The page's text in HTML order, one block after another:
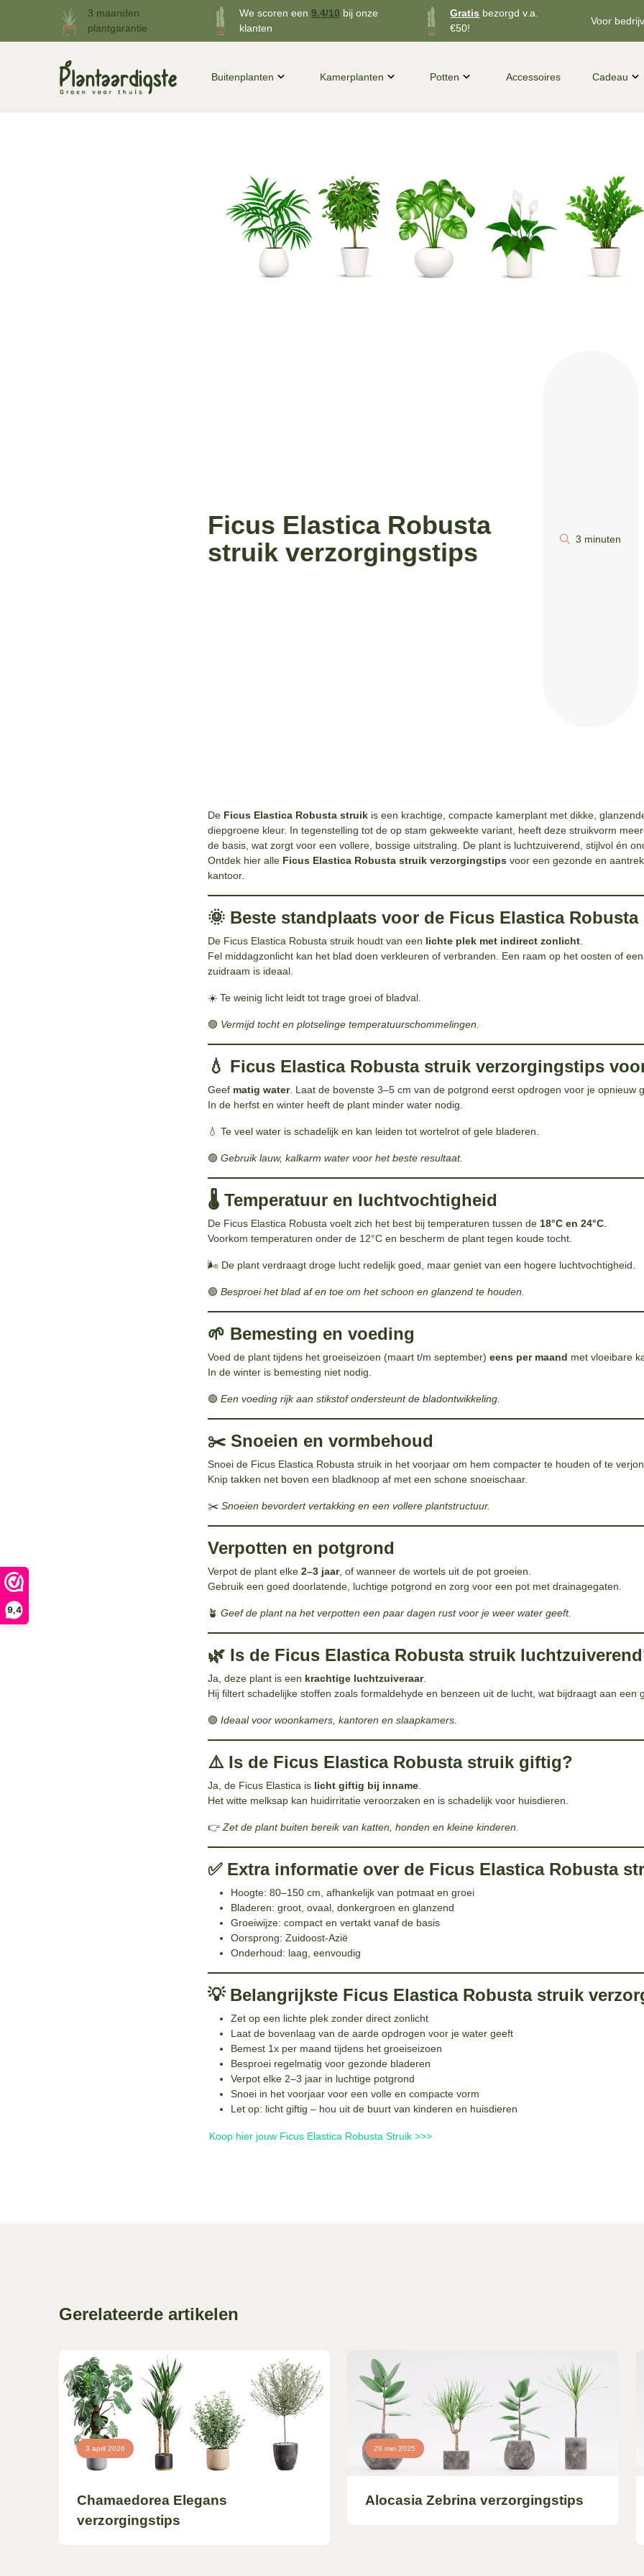
9,4
3 maanden
plantgarantie
We scoren een 9.4/10 bij onze
klanten
Gratis bezorgd v.a.
€50!
Voor
Buitenplanten Kamerplanten Potten Accessoires Cadeau
Ficus Elastica Robusta
struik verzorgingstips
3 minuten
De Ficus Elastica Robusta struikis een krachtige, compacte kamerplant met dikke,
diepgroene kleur. In tegenstelling tot de op stam gekweekte variant, heeft deze struikvorm
de basis, wat zorgt voor een vollere, bossige uitstraling. De plant is luchtzuiverend, stijlvol én
Ontdek hier alle Ficus Elastica Robusta struik verzorgingstipsvoor een gezonde en
kantoor.
🌞 Beste standplaats voor de Ficus Elastica
De Ficus Elastica Robusta struik houdt van een lichte plek met indirect zonlicht.
Fel middagzonlicht kan het blad doen verkleuren of verbranden. Een raam op het oosten of
zuidraam is ideaal.
☀️ Te weinig licht leidt tot trage groei of bladval.
🟢 Vermijd tocht en plotselinge temperatuurschommelingen.
💧 Ficus Elastica Robusta struik verzorgingstips
Geef matig water. Laat de bovenste 3–5 cm van de potgrond eerst opdrogen voor je opnieuw
In de herfst en winter heeft de plant minder water nodig.
💧 Te veel water is schadelijk en kan leiden tot wortelrot of gele bladeren.
🟢 Gebruik lauw, kalkarm water voor het beste resultaat.
🌡️ Temperatuur en luchtvochtigheid
De Ficus Elastica Robusta voelt zich het best bij temperaturen tussen de 18°C en 24°C.
Voorkom temperaturen onder de 12°C en bescherm de plant tegen koude tocht.
🌬️ De plant verdraagt droge lucht redelijk goed, maar geniet van een hogere luchtvochtigheid.
🟢 Besproei het blad af en toe om het schoon en glanzend te houden.
🌱 Bemesting en voeding
Voed de plant tijdens het groeiseizoen (maart t/m september) eens per maand met vloeibare
In de winter is bemesting niet nodig.
🟢 Een voeding rijk aan stikstof ondersteunt de bladontwikkeling.
✂️ Snoeien en vormbehoud
Snoei de Ficus Elastica Robusta struik in het voorjaar om hem compacter te houden of te
Knip takken net boven een bladknoop af met een schone snoeischaar.
✂️ Snoeien bevordert vertakking en een vollere plantstructuur.
Verpotten en potgrond
Verpot de plant elke 2–3 jaar, of wanneer de wortels uit de pot groeien.
Gebruik een goed doorlatende, luchtige potgrond en zorg voor een pot met drainagegaten.
🪴 Geef de plant na het verpotten een paar dagen rust voor je weer water geeft.
🌿 Is de Ficus Elastica Robusta struik
Ja, deze plant is een krachtige luchtzuiveraar.
Hij filtert schadelijke stoffen zoals formaldehyde en benzeen uit de lucht, wat bijdraagt aan een
🟢 Ideaal voor woonkamers, kantoren en slaapkamers.
⚠️ Is de Ficus Elastica Robusta struik giftig?
Ja, de Ficus Elastica is licht giftig bij inname.
Het witte melksap kan huidirritatie veroorzaken en is schadelijk voor huisdieren.
👉Zet de plant buiten bereik van katten, honden en kleine kinderen.
✅ Extra informatie over de Ficus Elastica Robusta
Hoogte: 80–150 cm, afhankelijk van potmaat en groei
Bladeren: groot, ovaal, donkergroen en glanzend
Groeiwijze: compact en vertakt vanaf de basis
Oorsprong: Zuidoost-Azië
Onderhoud: laag, eenvoudig
💡 Belangrijkste Ficus Elastica Robusta struik
Zet op een lichte plek zonder direct zonlicht
Laat de bovenlaag van de aarde opdrogen voor je water geeft
Bemest 1x per maand tijdens het groeiseizoen
Besproei regelmatig voor gezonde bladeren
Verpot elke 2–3 jaar in luchtige potgrond
Snoei in het voorjaar voor een volle en compacte vorm
Let op: licht giftig – hou uit de buurt van kinderen en huisdieren
Koop hier jouw Ficus Elastica Robusta Struik >>>
Gerelateerde artikelen
3 april 2026
Chamaedorea Elegans
verzorgingstips
29 mei 2025
Alocasia Zebrina verzorgingstips